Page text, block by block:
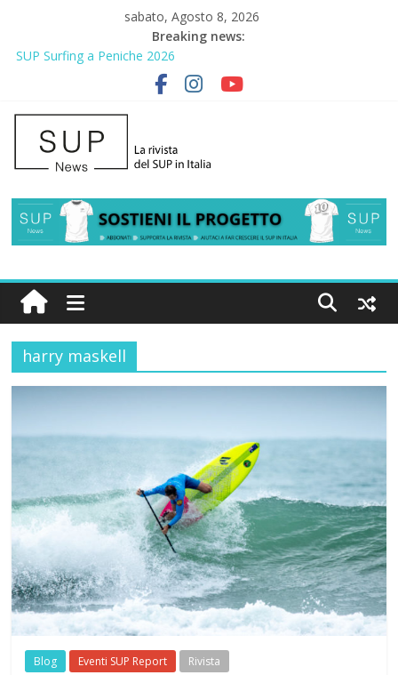
sabato, Agosto 8, 2026
Breaking news:
SUP Surfing a Peniche 2026
AirSUP a Gallico: prima storica gara per Reggio Calabria
Gallico Paddle Fest 2026: sul lungomare di Gallico torna la festa
del SUP
Porto Selvaggio, a lezione di soccorso con la giornata della
prevenzione
2° Urban Sup Trophy: la regata solidale per lo IOR
harry maskell
Blog Eventi SUP Report Rivista